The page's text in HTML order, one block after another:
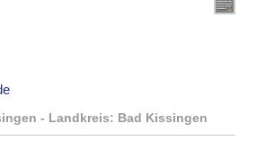
- Landkreis: Bad Kissingen